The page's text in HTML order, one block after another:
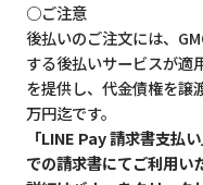
○ご注意
後払いのご注文には、
する後払いサービスが適
を提供し、代金債権を譲
万円迄です。
「LINE Pay 請求書支払
での請求書にてご利用い